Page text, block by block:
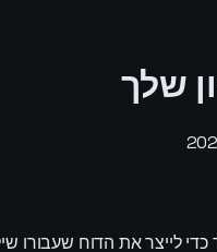
שלך